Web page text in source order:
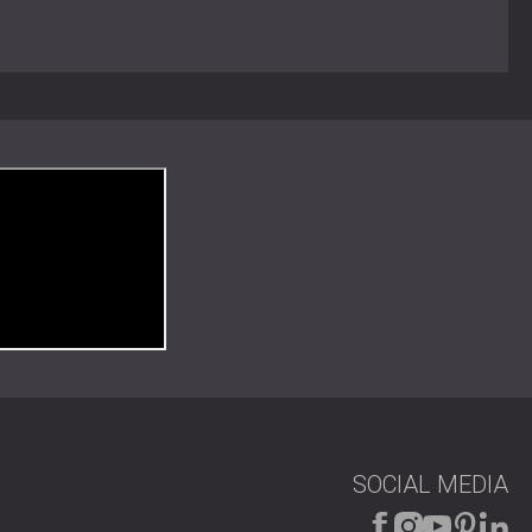
akustischer Leistung
wie mit Folien überzogene Holzlamellenplatten Ihr
SOCIAL MEDIA